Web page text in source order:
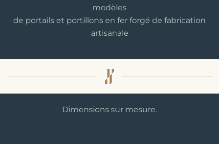
modèles
de portails et portillons en fer forgé de fabrication
artisanale
Dimensions sur mesure.